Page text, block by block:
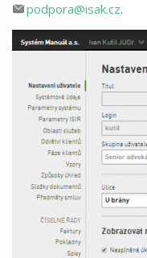
podpora@isak.cz.